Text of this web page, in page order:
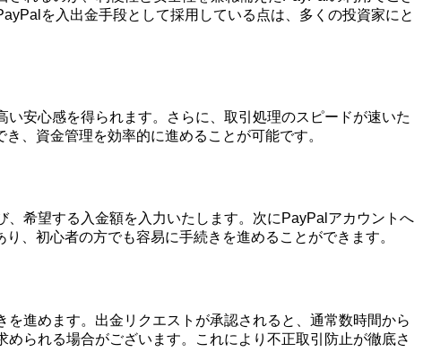
を入出金手段として採用している点は、多くの投資家にと
安心感を得られます。さらに、取引処理のスピードが速いた
、資金管理を効率的に進めることが可能です。
希望する入金額を入力いたします。次にPayPalアカウントへ
、初心者の方でも容易に手続きを進めることができます。
進めます。出金リクエストが承認されると、通常数時間から
られる場合がございます。これにより不正取引防止が徹底さ